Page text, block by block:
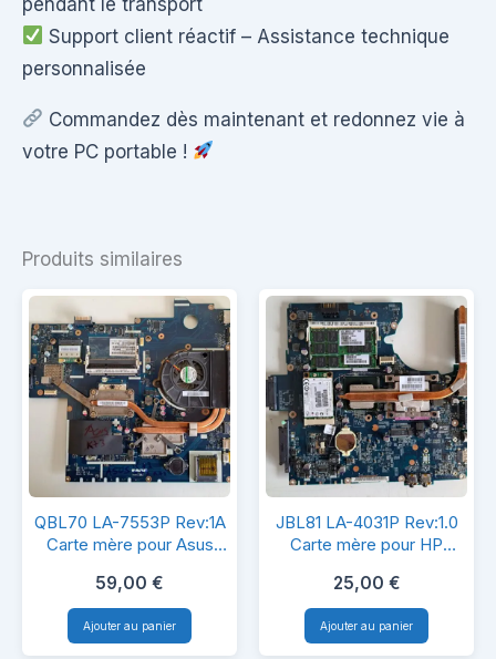
Support client réactif – Assistance technique
personnalisée
Commandez dès maintenant et redonnez vie à
votre PC portable !
Produits similaires
QBL70
LA-
7553P
Rev:1A
Carte
QBL70 LA-7553P Rev:1A
Carte mère pour Asus
59,00 €
Ajouter au panier
JBL81
LA-
4031P
Rev:1.0
Carte
JBL81 LA-4031P Rev:1.0
Carte mère pour HP
25,00 €
Ajouter au panier